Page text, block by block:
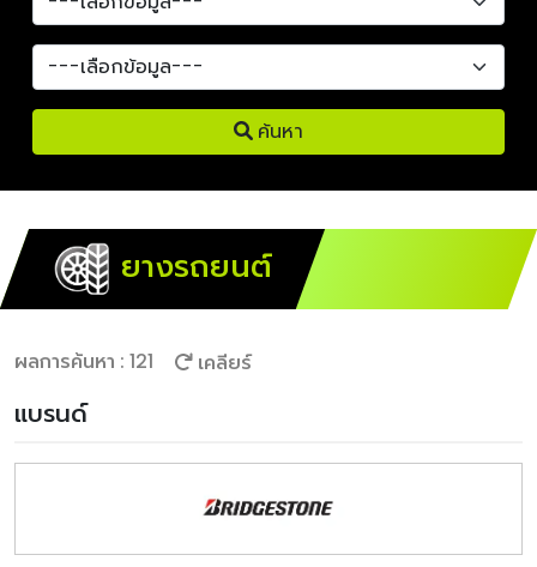
ค้นหา
ยางรถยนต์
ผลการค้นหา : 121 เคลียร์
แบรนด์